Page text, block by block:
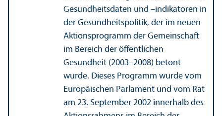
Gesundheits­daten und –indikatoren in
der Gesundheits­politik, der im neuen
Aktions­programm der Gemeinschaft
im Bereich der öffentlichen
Gesundheit (2003–2008) betont
wurde. Dieses Programm wurde vom
Europäischen Parlament und vom Rat
am 23. September 2002 innerhalb des